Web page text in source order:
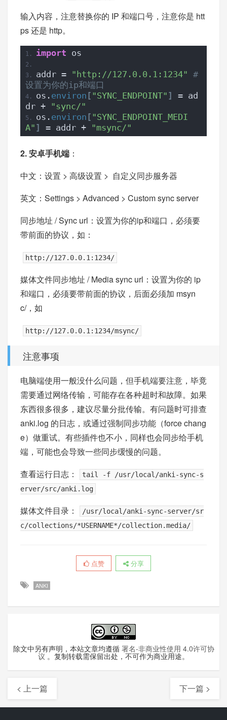
输入内容，注意替换你的 IP 和端口号，注意你是 htt
ps 还是 http。
import os
addr = "http://127.0.0.1:1234" #
设置为你的ip和端口
os. environ [ "SYNC_ENDPOINT" ]
= ad
dr + "sync/"
os. environ [ "SYNC_ENDPOINT_MEDI
A" ] = addr + "msync/"
2. 安卓手机端 ：
中文：设置 > 高级设置 > 自定义同步服务器
英文：Settings > Advanced > Custom sync server
同步地址 / Sync url：设置为你的ip和端口，必须要
带前面的协议，如：
http://127.0.0.1:1234/
媒体文件同步地址 / Media sync url：设置为你的 ip
和端口，必须要带前面的协议，后面必须加 msyn
c/，如
http://127.0.0.1:1234/msync/
注意事项
电脑端使用一般没什么问题，但手机端要注意，毕竟
需要通过网络传输，可能存在各种超时和故障。如果
东西很多很多，建议尽量分批传输。有问题时可排查
anki.log 的日志，或通过强制同步功能（force chang
e）做重试。有些插件也不小，同样也会同步给手机
端，可能也会导致一些同步缓慢的问题。
查看运行日志：
tail -f /usr/local/anki-sync-s
erver/src/anki.log
媒体文件目录：
/usr/local/anki-sync-server/sr
c/collections/*USERNAME*/collection.media/
点赞 分享
ANKI
除文中另有声明，本站文章均遵循 署名-非商业性使用 4.0许可协
议 。复制转载需保留出处，不可作为商业用途。
< 上一篇 下一篇 >